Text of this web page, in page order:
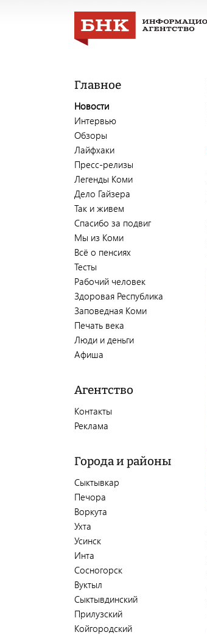
Главное
Новости
Интервью
Обзоры
Лайфхаки
Пресс-релизы
Легенды Коми
Дело Гайзера
Так и живем
Спасибо за подвиг
Мы из Коми
Всё о пенсиях
Тесты
Рабочий человек
Здоровая Республика
Заповедная Коми
Печать века
Люди и деньги
Афиша
Агентство
Контакты
Реклама
Города и районы
Сыктывкар
Печора
Воркута
Ухта
Усинск
Инта
Сосногорск
Вуктыл
Сыктывдинский
Прилузский
Койгородский